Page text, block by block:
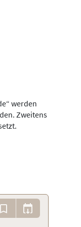
werden
Zweitens